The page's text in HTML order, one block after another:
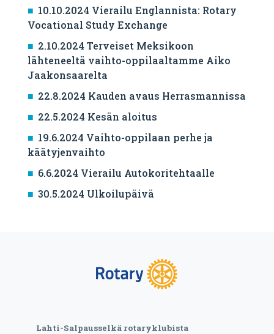
10.10.2024 Vierailu Englannista: Rotary
Vocational Study Exchange
2.10.2024 Terveiset Meksikoon
lähteneeltä vaihto-oppilaaltamme Aiko
Jaakonsaarelta
22.8.2024 Kauden avaus Herrasmannissa
22.5.2024 Kesän aloitus
19.6.2024 Vaihto-oppilaan perhe ja
käätyjenvaihto
6.6.2024 Vierailu Autokoritehtaalle
30.5.2024 Ulkoilupäivä
Lahti-Salpausselkä rotaryklubista